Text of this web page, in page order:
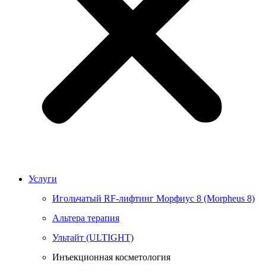
Услуги
Игольчатый RF-лифтинг Морфиус 8 (Morpheus 8)
Альтера терапия
Ультайт (ULTIGHT)
Инъекционная косметология